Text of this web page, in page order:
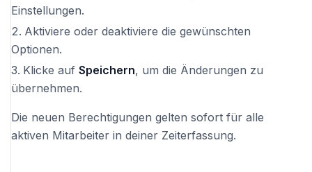
Einstellungen.
Aktiviere oder deaktiviere die gewünschten
Optionen.
Klicke auf Speichern, um die Änderungen zu
übernehmen.
Die neuen Berechtigungen gelten sofort für alle
aktiven Mitarbeiter in deiner Zeiterfassung.